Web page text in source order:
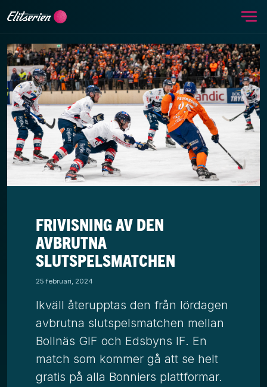
FRIVISNING AV DEN
AVBRUTNA
SLUTSPELSMATCHEN
25 februari, 2024
Ikväll återupptas den från lördagen
avbrutna slutspelsmatchen mellan
Bollnäs GIF och Edsbyns IF. En
match som kommer gå att se helt
gratis på alla Bonniers plattformar.